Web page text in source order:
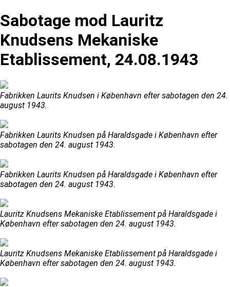
Sabotage mod Lauritz
Knudsens Mekaniske
Etablissement, 24.08.1943
Fabrikken Laurits Knudsen i København efter sabotagen den 24.
august 1943.
Fabrikken Laurits Knudsen på Haraldsgade i København efter
sabotagen den 24. august 1943.
Fabrikken Laurits Knudsen på Haraldsgade i København efter
sabotagen den 24. august 1943.
Lauritz Knudsens Mekaniske Etablissement på Haraldsgade i
København efter sabotagen den 24. august 1943.
Lauritz Knudsens Mekaniske Etablissement på Haraldsgade i
København efter sabotagen den 24. august 1943.